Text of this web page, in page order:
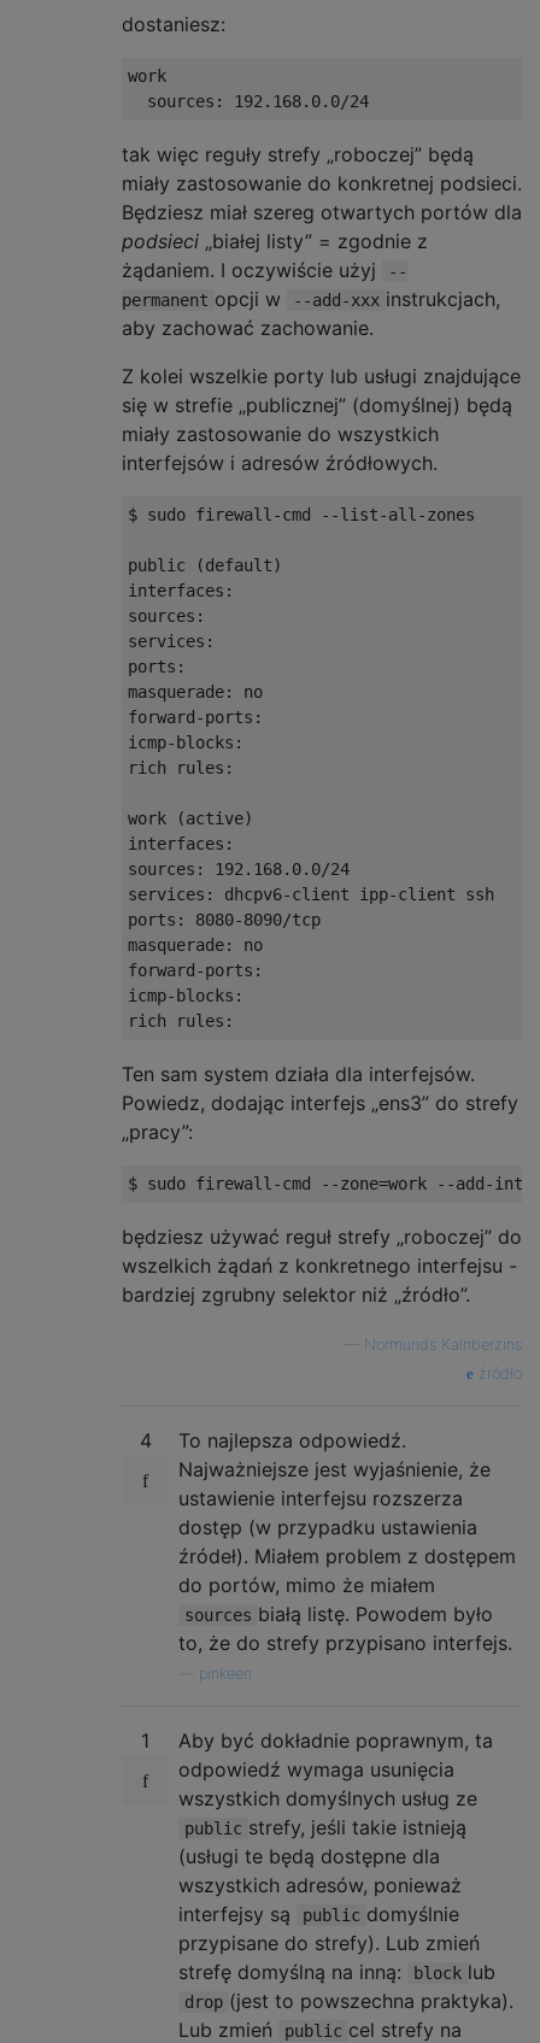
dostaniesz:
work
tak więc reguły strefy „roboczej” będą
miały zastosowanie do konkretnej podsieci.
Będziesz miał szereg otwartych portów dla
podsieci „białej listy” = zgodnie z
żądaniem. I oczywiście użyj
--
permanent opcji w --add-xxx instrukcjach,
aby zachować zachowanie.
Z kolei wszelkie porty lub usługi znajdujące
się w strefie „publicznej” (domyślnej) będą
miały zastosowanie do wszystkich
interfejsów i adresów źródłowych.
$ sudo firewall-cmd --list-all-zones
public (default)
interfaces:
sources:
services:
ports:
masquerade: no
forward-ports:
icmp-blocks:
rich rules:
work (active)
interfaces:
sources: 192.168.0.0/24
services: dhcpv6-client ipp-client ssh
ports: 8080-8090/tcp
masquerade: no
forward-ports:
icmp-blocks:
Ten sam system działa dla interfejsów.
Powiedz, dodając interfejs „ens3” do strefy
„pracy”:
będziesz używać reguł strefy „roboczej” do
wszelkich żądań z konkretnego interfejsu -
bardziej zgrubny selektor niż „źródło”.
Normunds Kalnberzins
źródło
4
To najlepsza odpowiedź.
Najważniejsze jest wyjaśnienie, że
ustawienie interfejsu rozszerza
dostęp (w przypadku ustawienia
źródeł). Miałem problem z dostępem
do portów, mimo że miałem
sources białą listę. Powodem było
to, że do strefy przypisano interfejs.
pinkeen
1
Aby być dokładnie poprawnym, ta
odpowiedź wymaga usunięcia
wszystkich domyślnych usług ze
public strefy, jeśli takie istnieją
(usługi te będą dostępne dla
wszystkich adresów, ponieważ
interfejsy są
public domyślnie
przypisane do strefy). Lub zmień
strefę domyślną na inną:
block lub
drop (jest to powszechna praktyka).
Lub zmień
public cel strefy na